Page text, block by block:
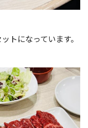
トになっています。